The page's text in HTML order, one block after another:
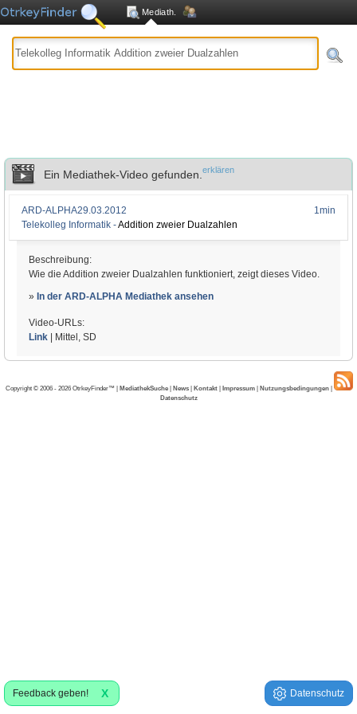
Mediath.
Ein Mediathek-Video gefunden. erklären
1min
ARD-ALPHA29.03.2012
Telekolleg Informatik -Addition zweier Dualzahlen
Beschreibung:
Wie die Addition zweier Dualzahlen funktioniert, zeigt dieses Video.
» In der ARD-ALPHA Mediathek ansehen
Video-URLs:
Link | Mittel, SD
Copyright © 2006 - 2026 OtrkeyFinder™ | MediathekSuche | News | Kontakt | Impressum | Nutzungsbedingungen |
Datenschutz
Feedback geben! X Datenschutz